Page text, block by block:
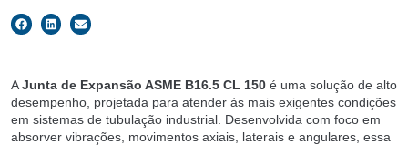
AJunta de Expansão ASME B16.5 CL 150 é uma solução de alto
desempenho, projetada para atender às mais exigentes condições
em sistemas de tubulação industrial. Desenvolvida com foco em
absorver vibrações, movimentos axiais, laterais e angulares, essa